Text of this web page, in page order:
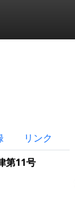
リンク
第11号